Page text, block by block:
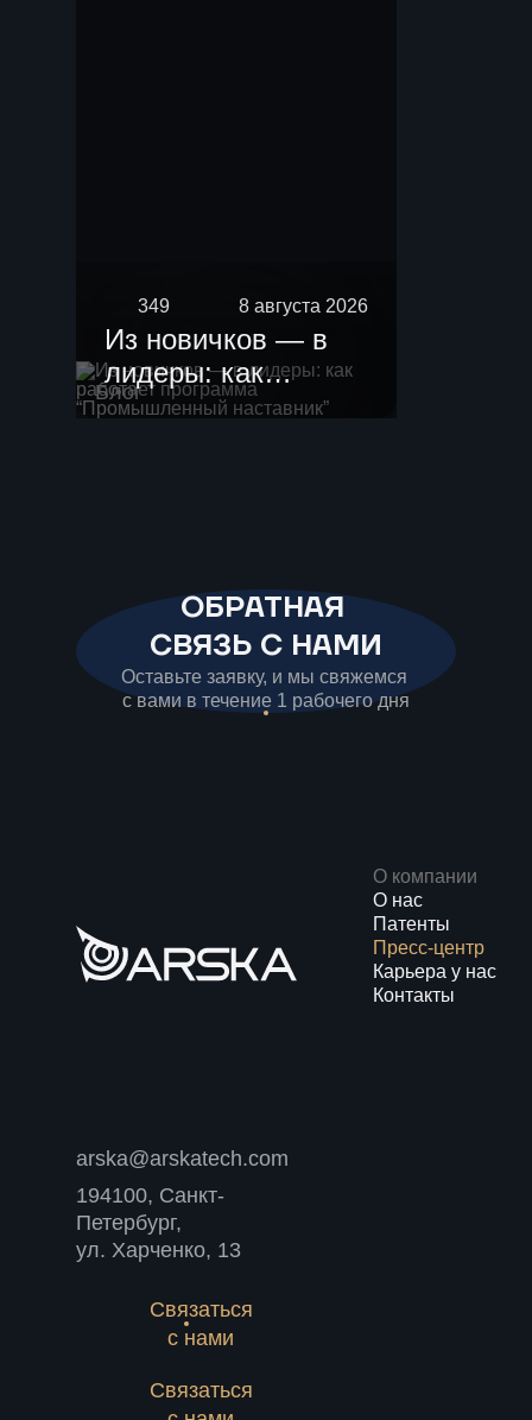
Блог
349 8 августа 2026
Из новичков — в
лидеры: как
работает
ОБРАТНАЯ
СВЯЗЬ С НАМИ
Оставьте заявку, и мы свяжемся
с вами в течение 1 рабочего дня
arska@arskatech.com
194100, Санкт-
Петербург,
ул. Харченко, 13
О компании
О нас
Патенты
Пресс-центр
Карьера у нас
Контакты
Связаться
с нами
Связаться